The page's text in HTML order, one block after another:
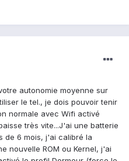
autonomie moyenne sur
le tel., je dois pouvoir tenir
normale avec Wifi activé
très vite...J'ai une batterie
de 6 mois, j'ai calibré la
nouvelle ROM ou Kernel, j'ai